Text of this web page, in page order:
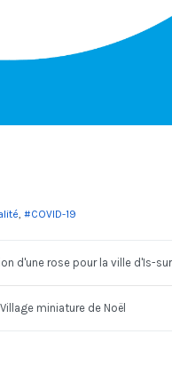
COVID-19
d'une rose pour la ville d'Is-
Village miniature de Noël